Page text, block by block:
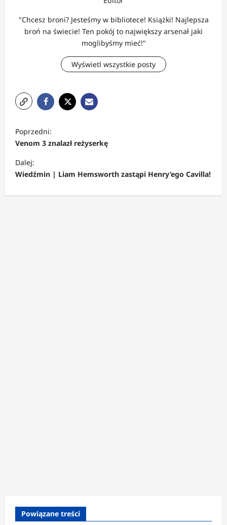
"Chcesz broni? Jesteśmy w bibliotece! Książki! Najlepsza
broń na świecie! Ten pokój to największy arsenał jaki
moglibyśmy mieć!"
Wyświetl wszystkie posty
o
b
a
Poprzedni:
Venom 3 znalazł reżyserkę
Dalej:
Wiedźmin | Liam Hemsworth zastąpi Henry’ego Cavilla!
Powiązane treści